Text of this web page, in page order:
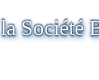
la Société